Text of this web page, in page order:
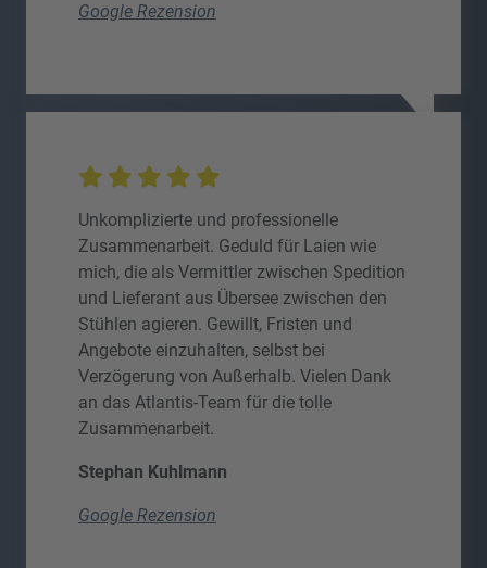
Google Rezension
Unkomplizierte und professionelle
Zusammenarbeit. Geduld für Laien wie
mich, die als Vermittler zwischen Spedition
und Lieferant aus Übersee zwischen den
Stühlen agieren. Gewillt, Fristen und
Angebote einzuhalten, selbst bei
Verzögerung von Außerhalb. Vielen Dank
an das Atlantis-Team für die tolle
Zusammenarbeit.
Stephan Kuhlmann
Google Rezension